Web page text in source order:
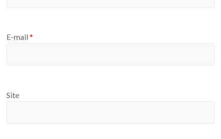
E-mail*
Site